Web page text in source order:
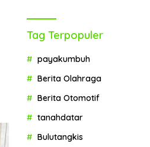
Tag Terpopuler
payakumbuh
Berita Olahraga
Berita Otomotif
tanahdatar
Bulutangkis